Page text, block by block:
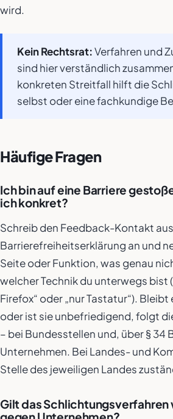
wird.
Kein Rechtsrat:Verfahren und
sind hier verständlich
konkreten Streitfall hilft die
selbst oder eine fachkundige
Häufige Fragen
Ich bin auf eine Barriere
ich konkret?
Schreib den Feedback-Kontakt
Barrierefreiheitserklärung an und
Seite oder Funktion, was genau
welcher Technik du unterwegs bist
Firefox“ oder „nur Tastatur“). Bleibt
oder ist sie unbefriedigend, folgt
– bei Bundesstellen und, über § 34
Unternehmen. Bei Landes- und
Stelle des jeweiligen Landes
Gilt das Schlichtungsverfahren